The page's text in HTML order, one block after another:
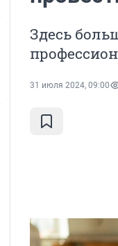
Здесь
31 июля 2024, 09:00